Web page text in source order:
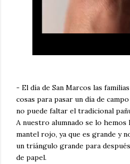
- El día de San Marcos las
cosas para pasar un día de
no puede faltar el tradicional
A nuestro alumnado se lo
mantel rojo, ya que es grande y
un triángulo grande para
de papel.